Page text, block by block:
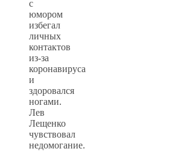
с
юмором
избегал
личных
контактов
из-за
коронавируса
и
здоровался
ногами.
Лев
Лещенко
чувствовал
недомогание.